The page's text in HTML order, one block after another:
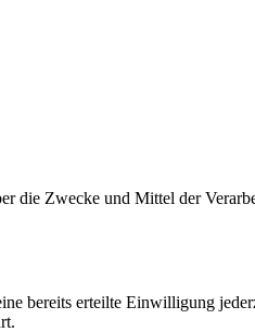
die Zwecke und Mittel der
bereits erteilte Einwilligung